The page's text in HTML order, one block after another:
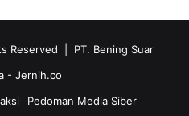
Reserved | PT. Bening Suar
- Jernih.co
Pedoman Media Siber